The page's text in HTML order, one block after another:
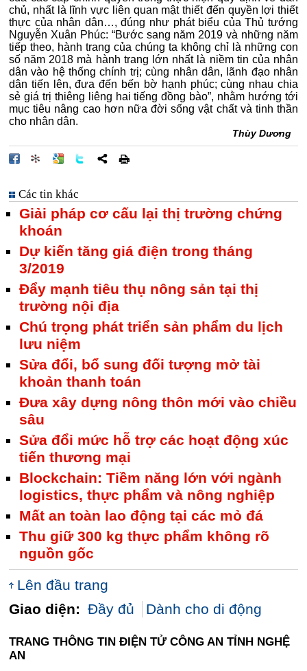
chủ, nhất là lĩnh vực liên quan mật thiết đến quyền lợi thiết
thực của nhân dân…, đúng như phát biểu của Thủ tướng
Nguyễn Xuân Phúc: “Bước sang năm 2019 và những năm
tiếp theo, hành trang của chúng ta không chỉ là những con
số năm 2018 mà hành trang lớn nhất là niềm tin của nhân
dân vào hệ thống chính trị; cùng nhân dân, lãnh đạo nhân
dân tiến lên, đưa đến bến bờ hạnh phúc; cùng nhau chia
sẻ giá trị thiêng liêng hai tiếng đồng bào”, nhằm hướng tới
mục tiêu nâng cao hơn nữa đời sống vật chất và tinh thần
cho nhân dân.
Thùy Dương
Các tin khác
Giải pháp cơ cấu lại thị trường chứng
khoán
Dự kiến tăng giá điện trong tháng
3/2019
Đẩy mạnh tiêu thụ nông sản tại thị
trường nội địa
Chú trọng phát triển sản phẩm du lịch
lưu niệm
Sửa đổi, bổ sung đối tượng mở tài
khoản thanh toán
Đưa xây dựng nông thôn mới vào chiều
sâu
Sửa đổi mức hỗ trợ các hoạt động xúc
tiến thương mại
Blockchain: Tiềm năng lớn với ngành
logistics, thực phẩm và nông nghiệp
Mất an toàn lao động tại các mỏ đá
Thu giữ 300 kg thực phẩm không rõ
nguồn gốc
Lên đầu trang
Giao diện: Đầy đủ Dành cho di động
TRANG THÔNG TIN ĐIỆN TỬ CÔNG AN TỈNH NGHỆ
AN